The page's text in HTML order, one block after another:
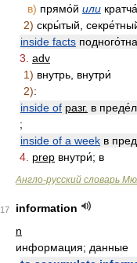
в) прямо́й или
2) скры́тый,
inside facts
3. adv
1) внутрь, внутри́
2):
inside of разг. в
;
inside of a week в
4. prep внутри́; в
Англо-русский словарь
17
information
n
информация; данные